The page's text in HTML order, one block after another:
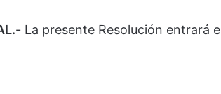
La presente Resolución entrará